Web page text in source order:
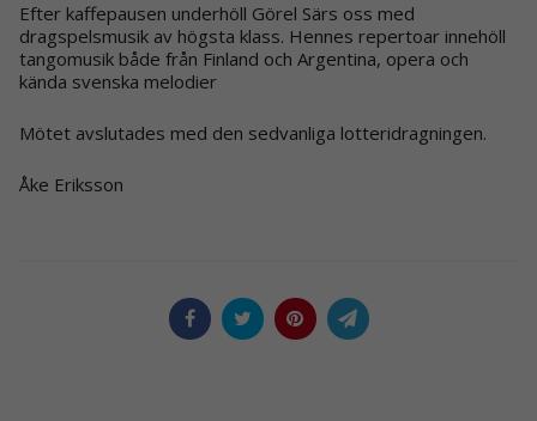
Efter kaffepausen underhöll Görel Särs oss med
dragspelsmusik av högsta klass. Hennes repertoar innehöll
tangomusik både från Finland och Argentina, opera och
kända svenska melodier
Mötet avslutades med den sedvanliga lotteridragningen.
Åke Eriksson